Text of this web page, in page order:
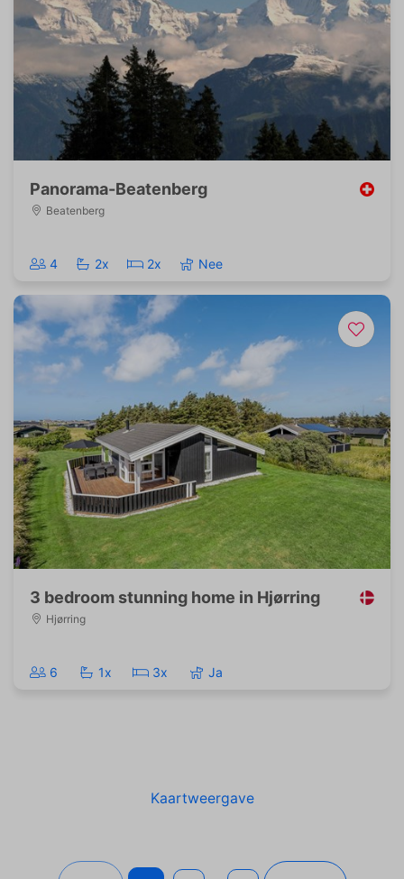
Panorama-Beatenberg
Beatenberg
4 2x 2x Nee
3 bedroom stunning home in Hjørring
Hjørring
6 1x 3x Ja
Kaartweergave